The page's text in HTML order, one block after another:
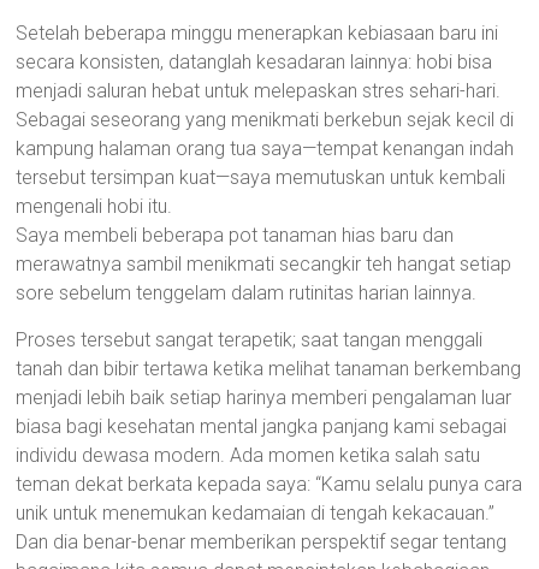
Setelah beberapa minggu menerapkan kebiasaan baru ini
secara konsisten, datanglah kesadaran lainnya: hobi bisa
menjadi saluran hebat untuk melepaskan stres sehari-hari.
Sebagai seseorang yang menikmati berkebun sejak kecil di
kampung halaman orang tua saya—tempat kenangan indah
tersebut tersimpan kuat—saya memutuskan untuk kembali
mengenali hobi itu.
Saya membeli beberapa pot tanaman hias baru dan
merawatnya sambil menikmati secangkir teh hangat setiap
sore sebelum tenggelam dalam rutinitas harian lainnya.
Proses tersebut sangat terapetik; saat tangan menggali
tanah dan bibir tertawa ketika melihat tanaman berkembang
menjadi lebih baik setiap harinya memberi pengalaman luar
biasa bagi kesehatan mental jangka panjang kami sebagai
individu dewasa modern. Ada momen ketika salah satu
teman dekat berkata kepada saya: “Kamu selalu punya cara
unik untuk menemukan kedamaian di tengah kekacauan.”
Dan dia benar-benar memberikan perspektif segar tentang